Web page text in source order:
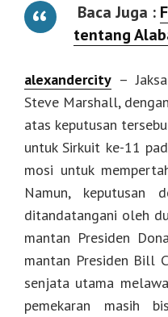
Baca Juga :
tentang
alexandercity –
Steve Marshall,
atas keputusan
untuk Sirkuit ke-11
mosi untuk
Namun, keputusan
ditandatangani oleh
mantan Presiden
mantan Presiden Bill
senjata utama
pemekaran masih